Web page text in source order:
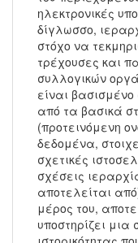
ηλεκτρονικές
δίγλωσσο,
στόχο να
τρέχουσες και
συλλογικών
είναι βασισμένο
από τα βασικά
(προτεινόμενη
δεδομένα,
σχετικές
σχέσεις
αποτελείται
μέρος του,
υποστηρίζει